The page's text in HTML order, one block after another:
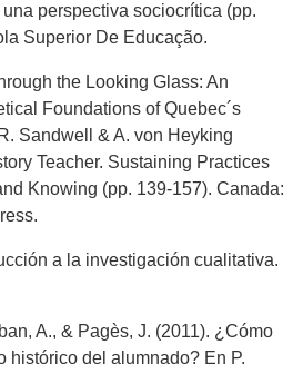
perspectiva sociocrítica (pp.
Superior De Educação.
the Looking Glass: An
Foundations of Quebec´s
Sandwell & A. von Heyking
Teacher. Sustaining Practices
Knowing (pp. 139-157). Canada:
a la investigación cualitativa.
A., & Pagès, J. (2011). ¿Cómo
histórico del alumnado? En P.